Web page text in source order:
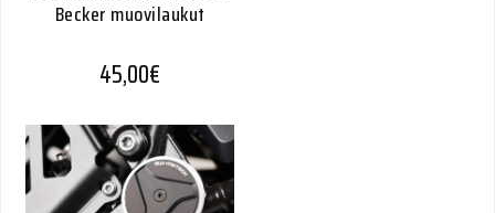
Becker muovilaukut
45,00€